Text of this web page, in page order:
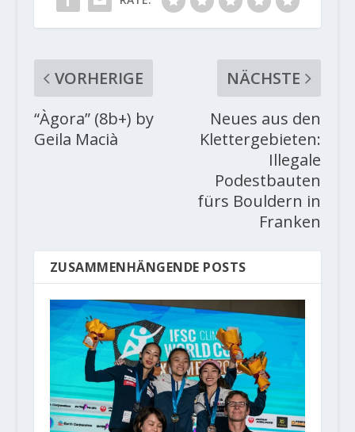
VORHERIGE
“Àgora” (8b+) by
Geila Macià
NÄCHSTE
Neues aus den
Klettergebieten:
Illegale
Podestbauten
fürs Bouldern in
Franken
ZUSAMMENHÄNGENDE POSTS